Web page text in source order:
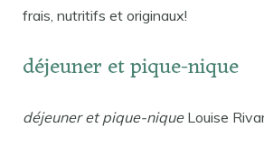
frais, nutritifs et originaux!
déjeuner et pique-nique
déjeuner et pique-niqueLouise